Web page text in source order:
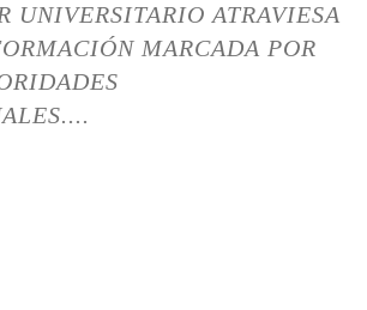
UNIVERSITARIO ATRAVIESA
MARCADA POR